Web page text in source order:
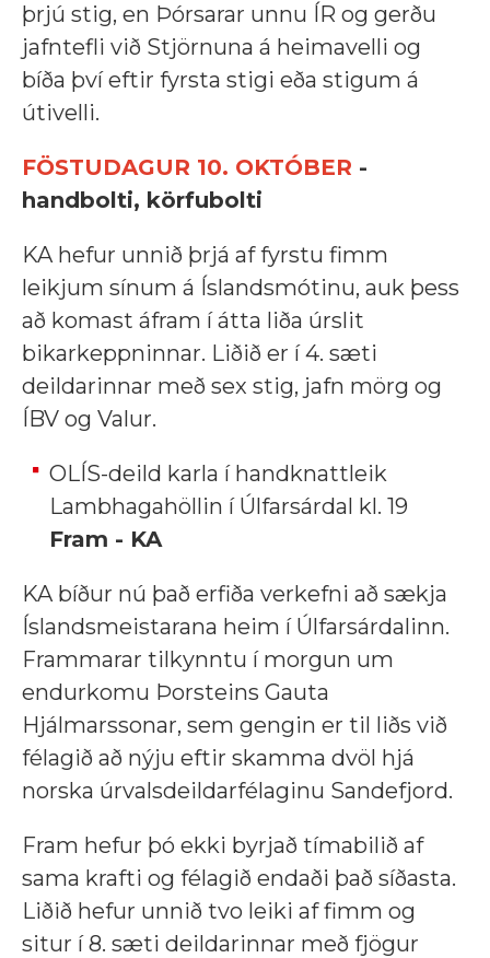
þrjú stig, en Þórsarar unnu ÍR og gerðu
jafntefli við Stjörnuna á heimavelli og
bíða því eftir fyrsta stigi eða stigum á
útivelli.
FÖSTUDAGUR 10. OKTÓBER -
handbolti, körfubolti
KA hefur unnið þrjá af fyrstu fimm
leikjum sínum á Íslandsmótinu, auk þess
að komast áfram í átta liða úrslit
bikarkeppninnar. Liðið er í 4. sæti
deildarinnar með sex stig, jafn mörg og
ÍBV og Valur.
OLÍS-deild karla í handknattleik
Lambhagahöllin í Úlfarsárdal kl. 19
Fram - KA
KA bíður nú það erfiða verkefni að sækja
Íslandsmeistarana heim í Úlfarsárdalinn.
Frammarar tilkynntu í morgun um
endurkomu Þorsteins Gauta
Hjálmarssonar, sem gengin er til liðs við
félagið að nýju eftir skamma dvöl hjá
norska úrvalsdeildarfélaginu Sandefjord.
Fram hefur þó ekki byrjað tímabilið af
sama krafti og félagið endaði það síðasta.
Liðið hefur unnið tvo leiki af fimm og
situr í 8. sæti deildarinnar með fjögur